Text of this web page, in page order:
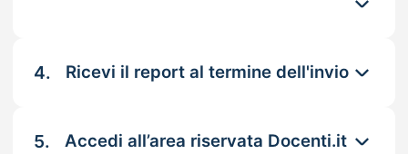
4. Ricevi il report al termine dell'invio
5. Accedi all’area riservata Docenti.it